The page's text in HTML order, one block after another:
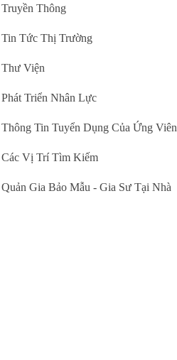
Truyền Thông
Tin Tức Thị Trường
Thư Viện
Phát Triển Nhân Lực
Thông Tin Tuyển Dụng Của Ứng Viên
Các Vị Trí Tìm Kiếm
Quản Gia Bảo Mẫu - Gia Sư Tại Nhà